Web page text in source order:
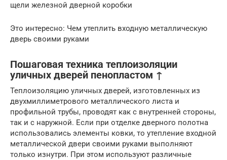
щели железной дверной коробки
Это интересно: Чем утеплить входную металлическую
дверь своими руками
Пошаговая техника теплоизоляции
уличных дверей пенопластом ↑
Теплоизоляцию уличных дверей, изготовленных из
двухмиллиметрового металлического листа и
профильной трубы, проводят как с внутренней стороны,
так и с наружной. Если при отделке дверного полотна
использовались элементы ковки, то утепление входной
металлической двери своими руками выполняют
только изнутри. При этом используют различные